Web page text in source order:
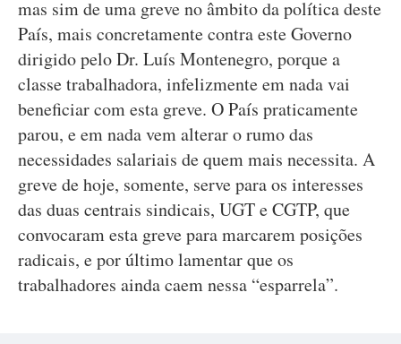
mas sim de uma greve no âmbito da política deste
País, mais concretamente contra este Governo
dirigido pelo Dr. Luís Montenegro, porque a
classe trabalhadora, infelizmente em nada vai
beneficiar com esta greve. O País praticamente
parou, e em nada vem alterar o rumo das
necessidades salariais de quem mais necessita. A
greve de hoje, somente, serve para os interesses
das duas centrais sindicais, UGT e CGTP, que
convocaram esta greve para marcarem posições
radicais, e por último lamentar que os
trabalhadores ainda caem nessa “esparrela”.